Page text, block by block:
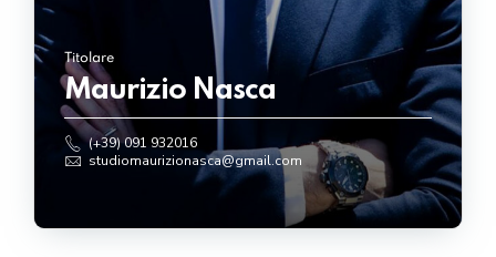
Titolare
Maurizio Nasca
(+39) 091 932016
studiomaurizionasca@gmail.com